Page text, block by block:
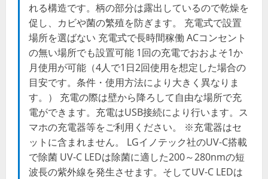
れる構造です。柄の部分は露出しているので乾燥を
促し、カビや菌の繁殖を防ぎます。 充電式で設置
場所を選ばない 充電式で長時間稼働 ACコンセント
の無い場所でも設置可能 1回の充電でおおよそ1か
月使用が可能（4人で1日2回使用を想定した場合の
目安です。条件・使用方法により大きく異なりま
す。） 充電の際は壁から降ろして自由な場所で充
電ができます。充電はUSB接続により行います。ス
マホの充電器等をご利用ください。 ※充電器はセ
ットに含まれません。 LGイノテック社のUV-C搭載
で除菌 UV-C LEDは除菌に適した200～280nmの短
波長の紫外線を発生させます。そしてUV-C LEDは